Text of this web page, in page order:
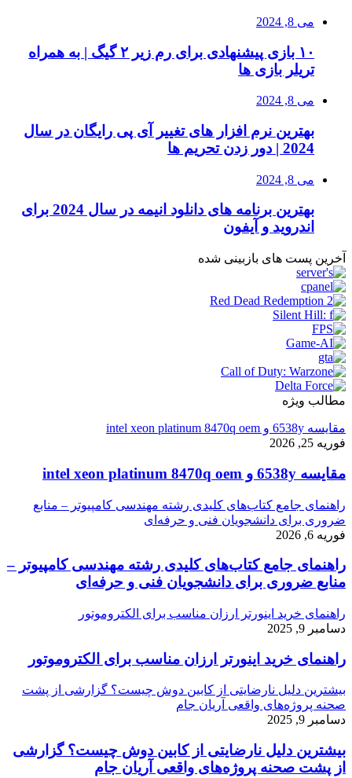
می 8, 2024
۱۰ بازی پیشنهادی برای رم زیر ۲ گیگ | به همراه
تریلر بازی ها
می 8, 2024
بهترین نرم افزار های تغییر آی پی رایگان در سال
2024 | دور زدن تحریم ها
می 8, 2024
بهترین برنامه های دانلود انیمه در سال 2024 برای
اندروید و آیفون
آخرین پست های بازبینی شده
مطالب ویژه
مقایسه 6538y و intel xeon platinum 8470q oem
فوریه 25, 2026
مقایسه 6538y و intel xeon platinum 8470q oem
راهنمای جامع کتاب‌های کلیدی رشته مهندسی کامپیوتر – منابع
ضروری برای دانشجویان فنی و حرفه‌ای
فوریه 6, 2026
راهنمای جامع کتاب‌های کلیدی رشته مهندسی کامپیوتر –
منابع ضروری برای دانشجویان فنی و حرفه‌ای
راهنمای خرید اینورتر ارزان مناسب برای الکتروموتور
دسامبر 9, 2025
راهنمای خرید اینورتر ارزان مناسب برای الکتروموتور
بیشترین دلیل نارضایتی از کابین دوش چیست؟ گزارشی از پشت
صحنه پروژه‌های واقعی آریان جام
دسامبر 9, 2025
بیشترین دلیل نارضایتی از کابین دوش چیست؟ گزارشی
از پشت صحنه پروژه‌های واقعی آریان جام